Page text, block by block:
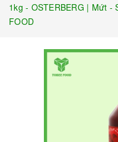
1kg - OSTERBERG | Mứt -
FOOD